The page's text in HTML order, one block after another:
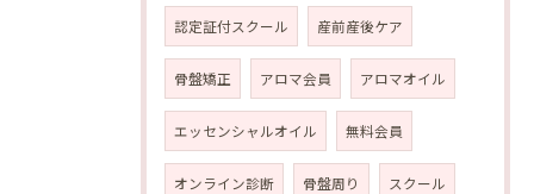
認定証付スクール 産前産後ケア
骨盤矯正 アロマ会員 アロマオイル
エッセンシャルオイル 無料会員
オンライン診断 骨盤周り スクール